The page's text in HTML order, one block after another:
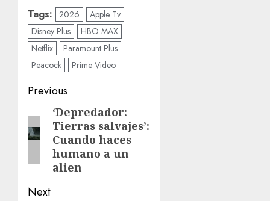
Tags: 2026
Apple Tv
Disney Plus
HBO MAX
Netflix
Paramount Plus
Peacock
Prime Video
Previous
‘Depredador:
Tierras salvajes’:
Cuando haces
humano a un
alien
Next